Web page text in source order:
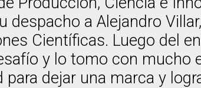
despacho a Alejandro
Científicas. Luego del
y lo tomo con mucho
para dejar una marca y